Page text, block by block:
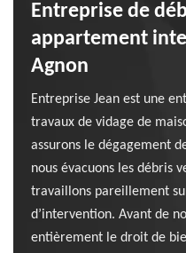
Entreprise de
appartement
Agnon
Entreprise Jean est une
travaux de vidage de
assurons le dégagement
nous évacuons les débris
travaillons pareillement
d’intervention. Avant de
entièrement le droit de